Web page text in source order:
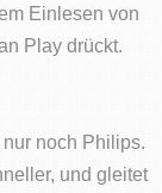
Einlesen von
Play drückt.
noch Philips.
und gleitet